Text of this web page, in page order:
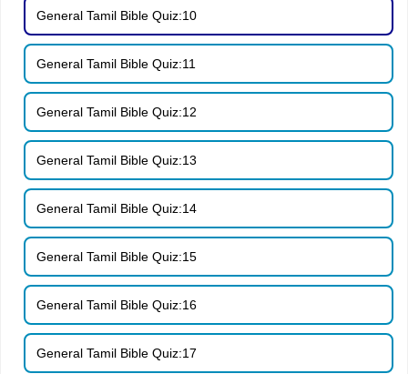
General Tamil Bible Quiz:10
General Tamil Bible Quiz:11
General Tamil Bible Quiz:12
General Tamil Bible Quiz:13
General Tamil Bible Quiz:14
General Tamil Bible Quiz:15
General Tamil Bible Quiz:16
General Tamil Bible Quiz:17